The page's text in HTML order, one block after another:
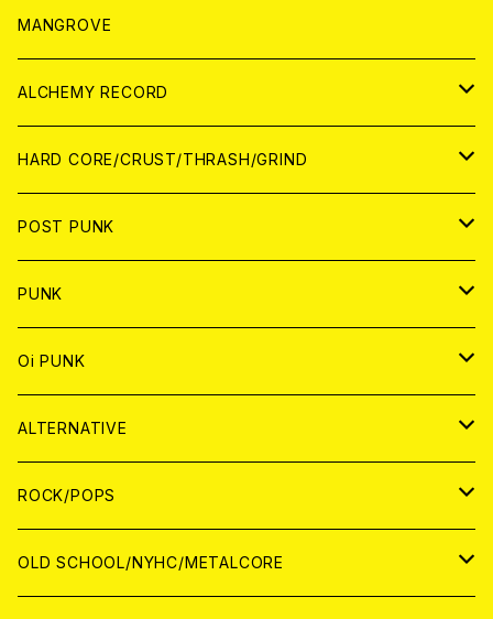
WORLD
アパレル
PATCH
アナログ
DIGITAL CONTENTS
MANGROVE
ALCHEMY RECORD
CD
ANALOG
HARD CORE/CRUST/THRASH/GRIND
JAPAN
CD
ANALOG
WORLD
CD
ANALOG
POST PUNK
CD
JAPAN
WORLD
ANALOG
JAPAN
WORLD
PUNK
JAPAN
CD
ANALOG
WORLD
CD
ANALOG
Oi PUNK
JAPAN
CD
ANALOG
WOLRD
CD
ALTERNATIVE
JAPAN
CD
WORLD
ROCK/POPS
JAPAN
OLD SCHOOL/NYHC/METALCORE